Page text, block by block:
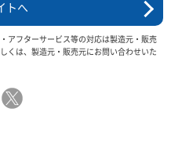
トへ
アフターサービス等の対応は製造元・販売
くは、製造元・販売元にお問い合わせいた